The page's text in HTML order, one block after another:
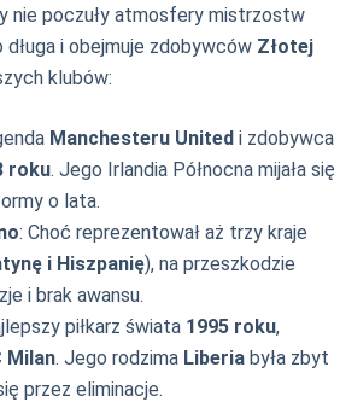
nie poczuły atmosfery mistrzostw
i obejmuje zdobywców Złotej
klubów:
Manchesteru United i zdobywca
roku. Jego Irlandia Północna mijała się
o lata.
: Choć reprezentował aż trzy kraje
i Hiszpanię), na przeszkodzie
i brak awansu.
piłkarz świata 1995 roku,
Milan. Jego rodzima Liberia była zbyt
przez eliminacje.